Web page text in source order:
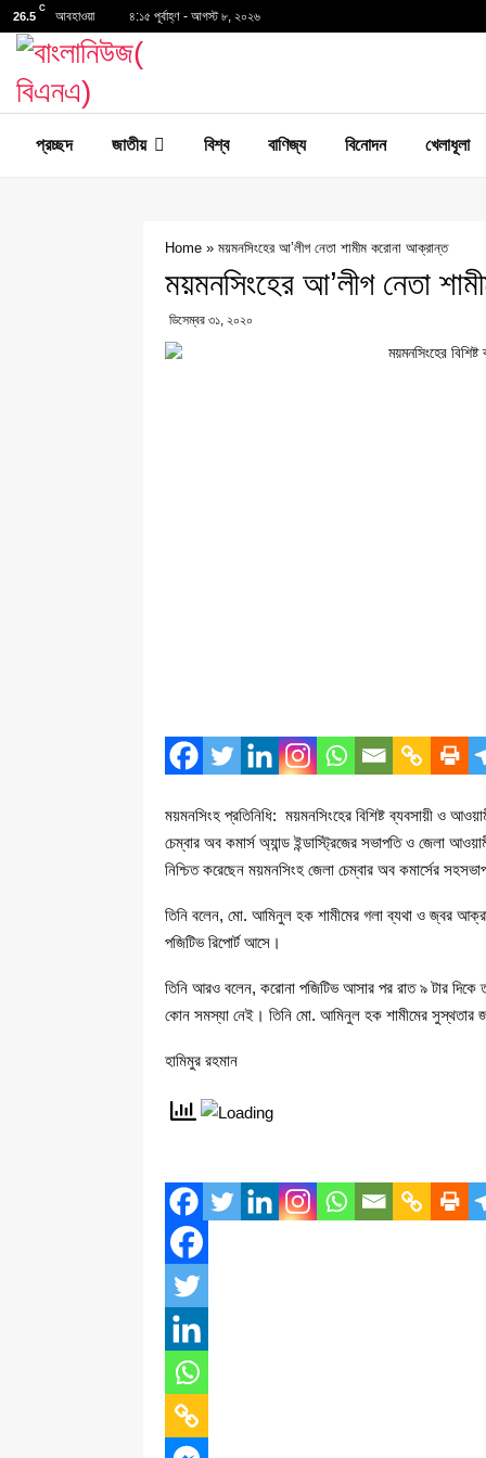
26.5
C
আবহাওয়া ৪:১৫ পূর্বাহ্ণ - আগস্ট ৮, ২০২৬
প্রচ্ছদ জাতীয় বিশ্ব বাণিজ্য বিনোদন খেলাধূলা
Home » ময়মনসিংহের আ’লীগ নেতা শামীম করোনা আক্রান্ত
ময়মনসিংহের আ’লীগ নেতা
ডিসেম্বর ৩১, ২০২০
ময়মনসিংহ প্রতিনিধি: ময়মনসিংহের বিশিষ্ট ব্যবসায়ী ও
চেম্বার অব কমার্স অ্যান্ড ইন্ডাস্ট্রিজের সভাপতি ও জেলা
নিশ্চিত করেছেন ময়মনসিংহ জেলা চেম্বার অব কমার্সের
তিনি বলেন, মো. আমিনুল হক শামীমের গলা ব্যথা ও জ্বর
পজিটিভ রিপোর্ট আসে।
তিনি আরও বলেন, করোনা পজিটিভ আসার পর রাত ৯ টার দিকে
কোন সমস্যা নেই। তিনি মো. আমিনুল হক শামীমের সুস্থতার
হামিমুর রহমান